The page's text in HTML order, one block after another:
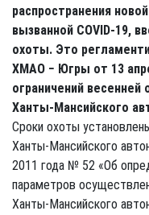
распространения
вызванной COVID-19,
охоты. Это
ХМАО − Югры от 13
ограничений весенней
Ханты-Мансийского
Сроки охоты
Ханты-Мансийского
2011 года № 52 «Об
параметров
Ханты-Мансийского